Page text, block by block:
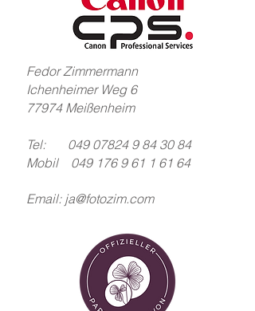
Fedor Zimmermann
Ichenheimer Weg 6
77974 Meißenheim
Tel: 049 07824 9 84 30 84
Mobil 049 176 9 61 1 61 64
Email: ja@fotozim.com